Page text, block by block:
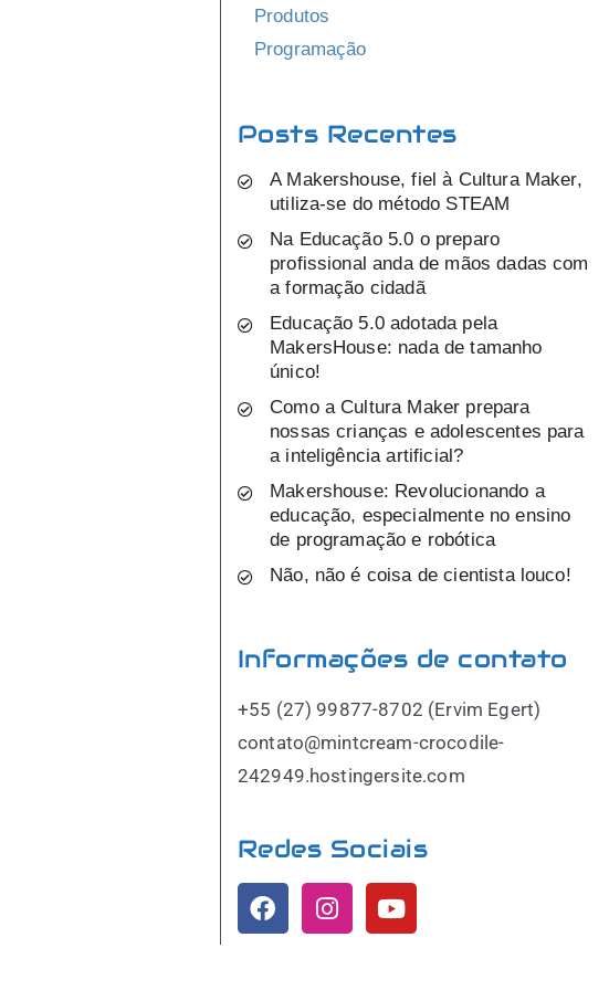
Produtos
Programação
Posts Recentes
A Makershouse, fiel à Cultura Maker,
utiliza-se do método STEAM
Na Educação 5.0 o preparo
profissional anda de mãos dadas com
a formação cidadã
Educação 5.0 adotada pela
MakersHouse: nada de tamanho
único!
Como a Cultura Maker prepara
nossas crianças e adolescentes para
a inteligência artificial?
Makershouse: Revolucionando a
educação, especialmente no ensino
de programação e robótica
Não, não é coisa de cientista louco!
Informações de contato
+55 (27) 99877-8702 (Ervim Egert)
contato@mintcream-crocodile-
242949.hostingersite.com
Redes Sociais